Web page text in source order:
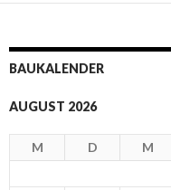
BAUKALENDER
AUGUST 2026
M D M